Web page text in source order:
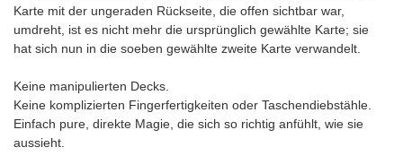
Karte mit der ungeraden Rückseite, die offen sichtbar war,
umdreht, ist es nicht mehr die ursprünglich gewählte Karte; sie
hat sich nun in die soeben gewählte zweite Karte verwandelt.
Keine manipulierten Decks.
Keine komplizierten Fingerfertigkeiten oder Taschendiebstähle.
Einfach pure, direkte Magie, die sich so richtig anfühlt, wie sie
aussieht.